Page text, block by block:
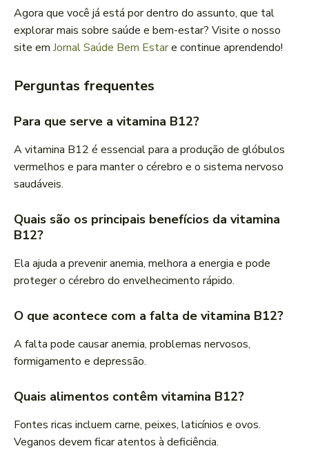
Agora que você já está por dentro do assunto, que tal
explorar mais sobre saúde e bem-estar? Visite o nosso
site em Jornal Saúde Bem Estare continue aprendendo!
Perguntas frequentes
Para que serve a vitamina B12?
A vitamina B12 é essencial para a produção de glóbulos
vermelhos e para manter o cérebro e o sistema nervoso
saudáveis.
Quais são os principais benefícios da vitamina
B12?
Ela ajuda a prevenir anemia, melhora a energia e pode
proteger o cérebro do envelhecimento rápido.
O que acontece com a falta de vitamina B12?
A falta pode causar anemia, problemas nervosos,
formigamento e depressão.
Quais alimentos contêm vitamina B12?
Fontes ricas incluem carne, peixes, laticínios e ovos.
Veganos devem ficar atentos à deficiência.